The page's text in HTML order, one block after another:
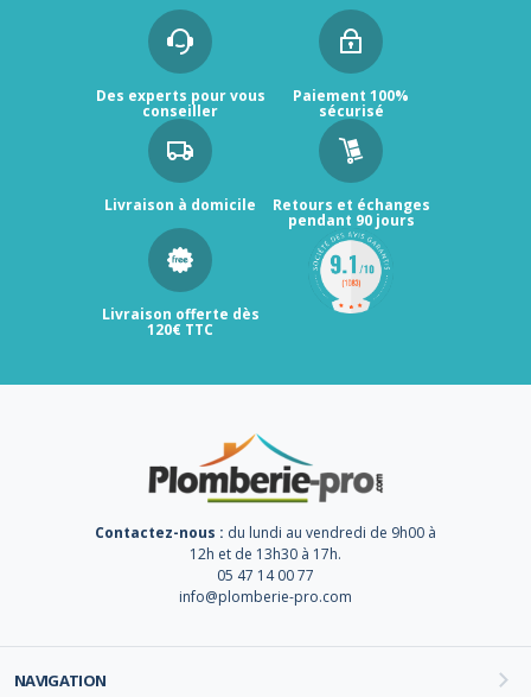
Des experts pour vous
conseiller
Paiement 100%
sécurisé
Livraison à domicile Retours et échanges
pendant 90 jours
Livraison offerte dès
120€ TTC
Contactez-nous : du lundi au vendredi de 9h00 à
12h et de 13h30 à 17h.
05 47 14 00 77
info@plomberie-pro.com
NAVIGATION